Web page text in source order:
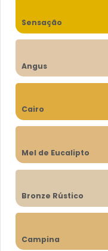
Sensação
Angus
Cairo
Mel de Eucalipto
Bronze Rústico
Campina